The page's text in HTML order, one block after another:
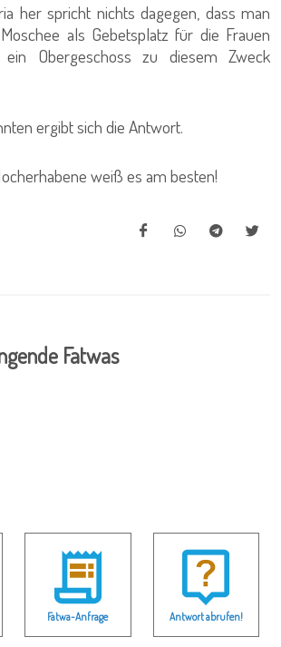
her spricht nichts dagegen, dass man
als Gebetsplatz für die Frauen
Obergeschoss zu diesem Zweck
ergibt sich die Antwort.
weiß es am besten!
Fatwas
Fatwa-Anfrage Antwort abrufen!